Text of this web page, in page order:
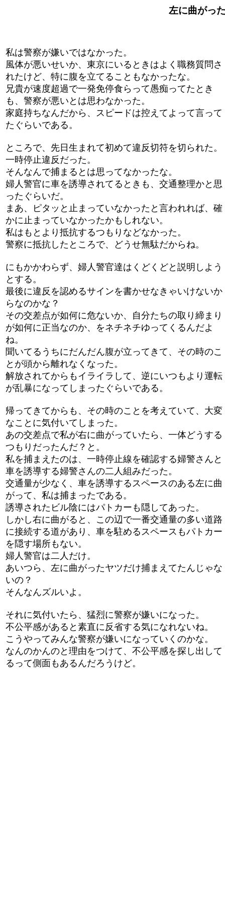
左に曲がっ
私は警察が嫌いではなかった。
風体が悪いせいか、東京にいるときはよく職務質問さ
れたけど、特に腹を立てることもなかったな。
兄貴が速度超過で一発免停食らって愚痴ってたとき
も、警察が悪いとは思わなかった。
家庭持ちなんだから、スピードは控えてよって言って
たぐらいである。
ところで、先日生まれて初めて違反切符を切られた。
一時停止違反だった。
そんなんで捕まるとは思ってなかったな。
婦人警官に車を誘導されてるときも、交通整理かと思
ったぐらいだ。
まあ、ピタッと止まっていなかったと言われれば、確
かに止まっていなかったかもしれない。
私はもとより抵抗するつもりなどなかった。
警察に抵抗したところで、どうせ無駄だからね。
にもかかわらず、婦人警官達はくどくどと説明しよう
とする。
最後に違反を認めるサインを書かせなきゃいけないか
らなのかな？
その交差点が如何に危ないか、自分たちの取り締まり
が如何に正当なのか、をネチネチゆってくるんだよ
ね。
聞いてるうちにだんだん腹が立ってきて、その時のこ
とが頭から離れなくなった。
解放されてからもイライラして、逆にいつもより運転
が乱暴になってしまったぐらいである。
帰ってきてからも、その時のことを考えていて、大変
なことに気付いてしまった。
あの交差点で私が右に曲がっていたら、一体どうする
つもりだったんだ？と。
私を捕まえたのは、一時停止線を確認する婦警さんと
車を誘導する婦警さんの二人組みだった。
交通量が少なく、車を誘導するスペースのある左に曲
がって、私は捕まったである。
誘導されたビル陰にはパトカーも隠してあった。
しかし右に曲がると、この辺で一番交通量の多い道路
に接続する道があり、車を駐めるスペースもパトカー
を隠す場所もない。
婦人警官は二人だけ。
あいつら、左に曲がったヤツだけ捕まえてたんじゃな
いの？
そんなんズルいよ。
それに気付いたら、猛烈に警察が嫌いになった。
不公平感があると素直に反省する気になれないね。
こうやってみんな警察が嫌いになっていくのかな。
なんのかんのと理由をつけて、不公平感を探し出して
るって側面もあるんだろうけど。